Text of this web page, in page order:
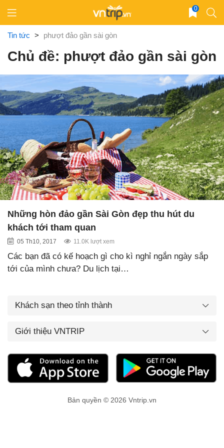
content
0
Tin tức > phượt đảo gần sài gòn
Chủ đề: phượt đảo gần sài gòn
Những hòn đảo gần Sài Gòn đẹp thu hút du
khách tới tham quan
05 Th10, 2017 11.0K lượt xem
Các bạn đã có kế hoạch gì cho kì nghỉ ngắn ngày sắp
tới của mình chưa? Du lịch tại…
Khách sạn theo tỉnh thành
Giới thiệu VNTRIP
Bản quyền © 2026 Vntrip.vn